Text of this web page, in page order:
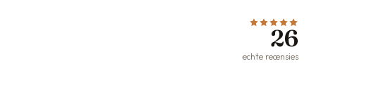
26
echte recensies